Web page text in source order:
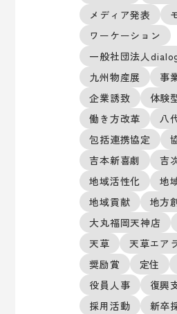
メディア発表
ワーケーション
一般社団法人
九州物産展
事
企業誘致
体験
働き方改革
八
包括連携協定
吉本新喜劇
吉
地域活性化
地
地域貢献
地方
大丸福岡天神店
天草
天草エア
奨励賞
定住
役員人事
復興
採用活動
新卒